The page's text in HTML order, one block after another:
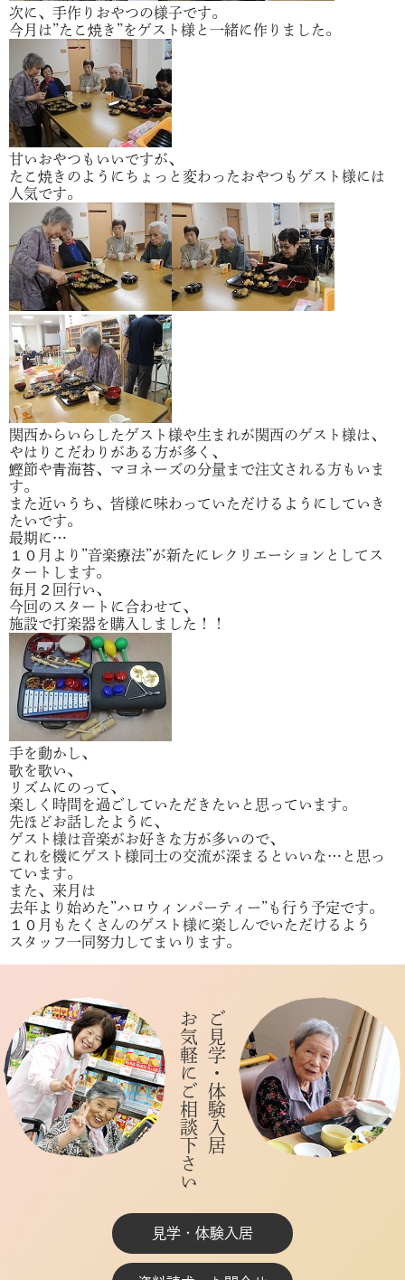
次に、手作りおやつの様子です。
今月は”たこ焼き”をゲスト様と一緒に作りました。
甘いおやつもいいですが、
たこ焼きのようにちょっと変わったおやつもゲスト様には
人気です。
関西からいらしたゲスト様や生まれが関西のゲスト様は、
やはりこだわりがある方が多く、
鰹節や青海苔、マヨネーズの分量まで注文される方もいま
す。
また近いうち、皆様に味わっていただけるようにしていき
たいです。
最期に…
１０月より”音楽療法”が新たにレクリエーションとしてス
タートします。
毎月２回行い、
今回のスタートに合わせて、
施設で打楽器を購入しました！！
手を動かし、
歌を歌い、
リズムにのって、
楽しく時間を過ごしていただきたいと思っています。
先ほどお話したように、
ゲスト様は音楽がお好きな方が多いので、
これを機にゲスト様同士の交流が深まるといいな…と思っ
ています。
また、来月は
去年より始めた”ハロウィンパーティー”も行う予定です。
１０月もたくさんのゲスト様に楽しんでいただけるよう
スタッフ一同努力してまいります。
お気軽にご相談下さいご見学・体験入居
見学・体験入居